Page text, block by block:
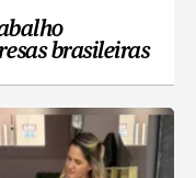
brasileiras